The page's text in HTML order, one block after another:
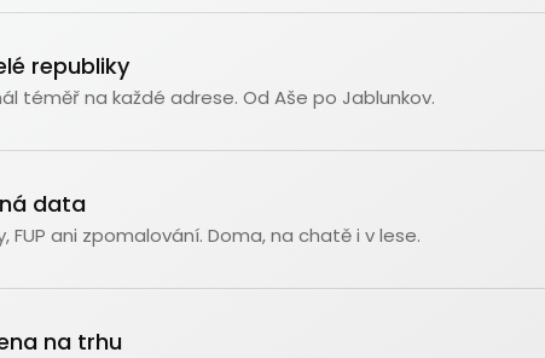
republiky
téměř na každé adrese. Od Aše po Jablunkov.
data
FUP ani zpomalování. Doma, na chatě i v lese.
na trhu